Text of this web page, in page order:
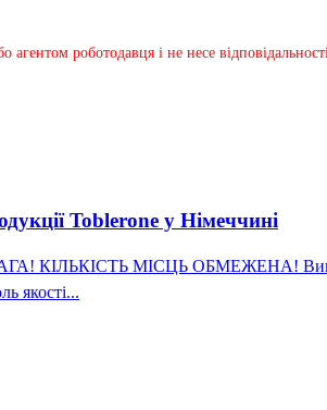
агентом роботодавця і не несе
Toblerone у Німеччині
КІЛЬКІСТЬ МІСЦЬ ОБМЕЖЕНА!
якості...